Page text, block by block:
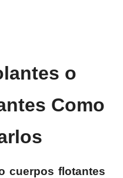
o
Como
cuerpos flotantes